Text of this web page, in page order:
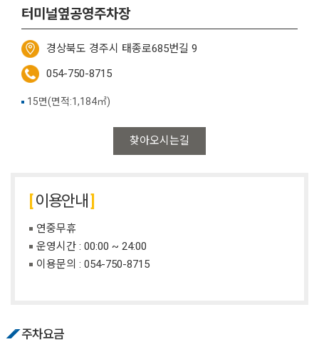
터미널옆공영주차장
경상북도 경주시 태종로685번길 9
054-750-8715
찾아오시는길
15면(면적:1,184㎡)
이용안내
연중무휴
운영시간 : 00:00 ~ 24:00
이용문의 : 054-750-8715
주차요금